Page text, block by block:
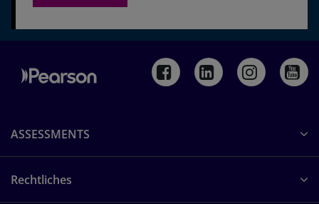
ASSESSMENTS
Rechtliches